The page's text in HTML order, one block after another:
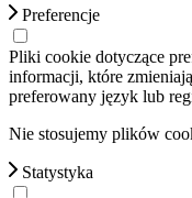
Preferencje
Pliki cookie dotyczące
informacji, które
preferowany język lub
Nie stosujemy plików
Statystyka